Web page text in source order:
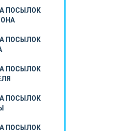
ПОСЫЛОК
ПОСЫЛОК
ПОСЫЛОК
ПОСЫЛОК
ПОСЫЛОК